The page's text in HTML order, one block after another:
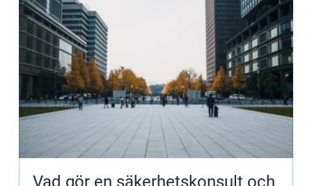
Vad gör en säkerhetskonsult och